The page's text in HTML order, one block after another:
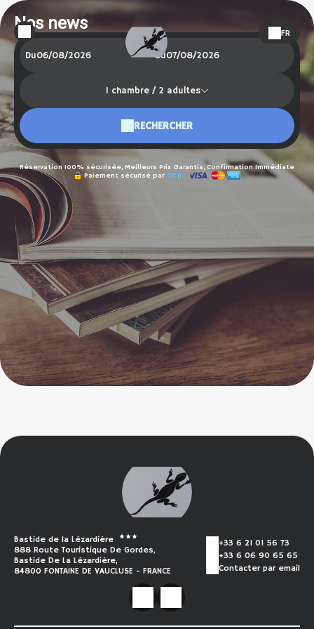
FR
Nos news
Du au
1 chambre / 2 adultes
RECHERCHER
Réservation 100% sécurisée, Meilleurs Prix Garantis, Confirmation Immédiate
Paiement sécurisé par
Bastide de la Lézardière
888 Route Touristique De Gordes,
Bastide De La Lézardière,
84800 FONTAINE DE VAUCLUSE - FRANCE
+33 6 21 01 56 73
+33 6 06 90 65 65
Contacter par email